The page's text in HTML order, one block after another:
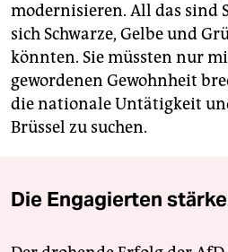
modernisieren. All das sind
sich Schwarze, Gelbe und
könnten. Sie müssten nur
gewordenen Gewohnheit
die nationale Untätigkeit
Brüssel zu suchen.
Die Engagierten